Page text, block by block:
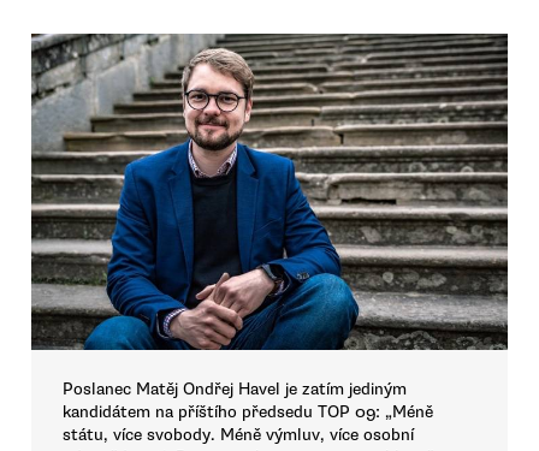
Poslanec Matěj Ondřej Havel je zatím jediným
kandidátem na příštího předsedu TOP 09: „Méně
státu, více svobody. Méně výmluv, více osobní